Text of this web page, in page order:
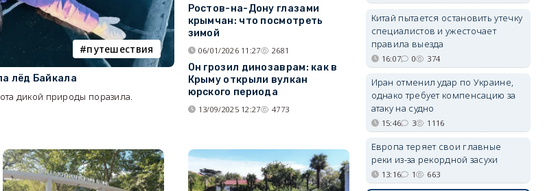
путешествия
лёд Байкала
дикой природы поразила.
Ростов-на-Дону глазами
крымчан: что посмотреть
зимой
06/01/2026 11:27 2681
Он грозил динозаврам: как в
Крыму открыли вулкан
юрского периода
13/09/2025 12:27 4773
Китай пытается остановить утечку
специалистов и ужесточает
правила выезда
16:07 0 374
Иран отменил удар по Украине,
однако требует компенсацию за
атаку на судно
15:46 3 1116
Европа теряет свои главные
реки из-за рекордной засухи
13:16 1 663